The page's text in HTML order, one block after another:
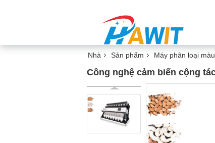
Nhà Sản phẩm Máy phân loại
Công nghệ cảm biến cộng